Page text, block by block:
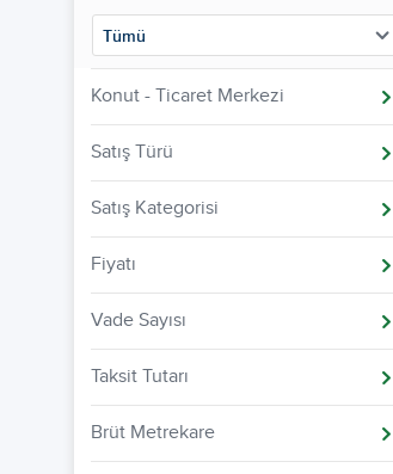
Tümü
Konut - Ticaret Merkezi
Satış Türü
Satış Kategorisi
Fiyatı
Vade Sayısı
Taksit Tutarı
Brüt Metrekare